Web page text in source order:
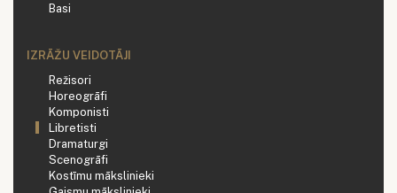
Basi
IZRĀŽU VEIDOTĀJI
Režisori
Horeogrāfi
Komponisti
Libretisti
Dramaturgi
Scenogrāfi
Kostīmu mākslinieki